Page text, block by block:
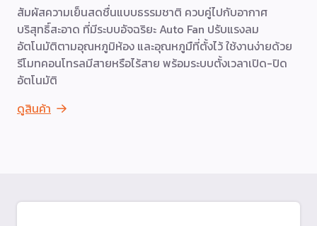
สัมผัสความเย็นสดชื่นแบบธรรมชาติ ควบคู่ไปกับอากาศ
บริสุทธิ์สะอาด ที่มีระบบอัจฉริยะ Auto Fan ปรับแรงลม
อัตโนมัติตามอุณหภูมิห้อง และอุณหภูมืที่ตั้งไว้ ใช้งานง่ายด้วย
รีโมทคอนโทรลมีสายหรือไร้สาย พร้อมระบบตั้งเวลาเปิด-ปิด
อัตโนมัติ
ดูสินค้า